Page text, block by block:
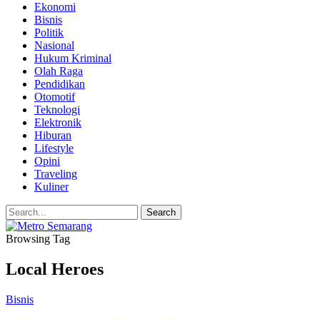
Ekonomi
Bisnis
Politik
Nasional
Hukum Kriminal
Olah Raga
Pendidikan
Otomotif
Teknologi
Elektronik
Hiburan
Lifestyle
Opini
Traveling
Kuliner
Browsing Tag
Local Heroes
Bisnis